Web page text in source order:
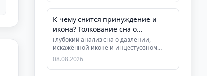
К чему снится принуждение и
икона? Толкование сна о
капитуляции
Глубокий анализ сна о давлении,
искажённой иконе и инцестуозном
слиянии. Узнайте, как восстановить г...
08.08.2026